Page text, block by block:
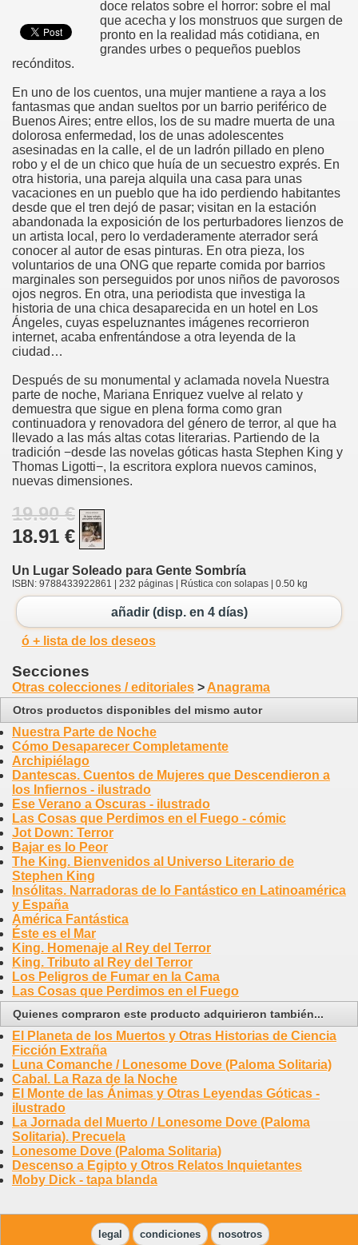
doce relatos sobre el horror: sobre el mal
que acecha y los monstruos que surgen de
pronto en la realidad más cotidiana, en
grandes urbes o pequeños pueblos
recónditos.
En uno de los cuentos, una mujer mantiene a raya a los
fantasmas que andan sueltos por un barrio periférico de
Buenos Aires; entre ellos, los de su madre muerta de una
dolorosa enfermedad, los de unas adolescentes
asesinadas en la calle, el de un ladrón pillado en pleno
robo y el de un chico que huía de un secuestro exprés. En
otra historia, una pareja alquila una casa para unas
vacaciones en un pueblo que ha ido perdiendo habitantes
desde que el tren dejó de pasar; visitan en la estación
abandonada la exposición de los perturbadores lienzos de
un artista local, pero lo verdaderamente aterrador será
conocer al autor de esas pinturas. En otra pieza, los
voluntarios de una ONG que reparte comida por barrios
marginales son perseguidos por unos niños de pavorosos
ojos negros. En otra, una periodista que investiga la
historia de una chica desaparecida en un hotel en Los
Ángeles, cuyas espeluznantes imágenes recorrieron
internet, acaba enfrentándose a otra leyenda de la
ciudad…
Después de su monumental y aclamada novela Nuestra
parte de noche, Mariana Enriquez vuelve al relato y
demuestra que sigue en plena forma como gran
continuadora y renovadora del género de terror, al que ha
llevado a las más altas cotas literarias. Partiendo de la
tradición −desde las novelas góticas hasta Stephen King y
Thomas Ligotti−, la escritora explora nuevos caminos,
nuevas dimensiones.
19.90 €
18.91 €
Un Lugar Soleado para Gente Sombría
ISBN: 9788433922861 | 232 páginas | Rústica con solapas | 0.50 kg
añadir (disp. en 4 días)
ó + lista de los deseos
Secciones
Otras colecciones / editoriales > Anagrama
Otros productos disponibles del mismo autor
Nuestra Parte de Noche
Cómo Desaparecer Completamente
Archipiélago
Dantescas. Cuentos de Mujeres que Descendieron a
los Infiernos - ilustrado
Ese Verano a Oscuras - ilustrado
Las Cosas que Perdimos en el Fuego - cómic
Jot Down: Terror
Bajar es lo Peor
The King. Bienvenidos al Universo Literario de
Stephen King
Insólitas. Narradoras de lo Fantástico en Latinoamérica
y España
América Fantástica
Éste es el Mar
King. Homenaje al Rey del Terror
King. Tributo al Rey del Terror
Los Peligros de Fumar en la Cama
Las Cosas que Perdimos en el Fuego
Quienes compraron este producto adquirieron también...
El Planeta de los Muertos y Otras Historias de Ciencia
Ficción Extraña
Luna Comanche / Lonesome Dove (Paloma Solitaria)
Cabal. La Raza de la Noche
El Monte de las Ánimas y Otras Leyendas Góticas -
ilustrado
La Jornada del Muerto / Lonesome Dove (Paloma
Solitaria). Precuela
Lonesome Dove (Paloma Solitaria)
Descenso a Egipto y Otros Relatos Inquietantes
Moby Dick - tapa blanda
legal condiciones nosotros